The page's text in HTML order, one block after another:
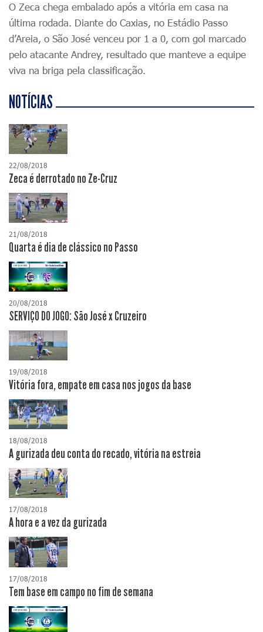
O Zeca chega embalado após a vitória em casa na
última rodada. Diante do Caxias, no Estádio Passo
d’Areia, o São José venceu por 1 a 0, com gol marcado
pelo atacante Andrey, resultado que manteve a equipe
viva na briga pela classificação.
NOTÍCIAS
22/08/2018
Zeca é derrotado no Ze-Cruz
21/08/2018
Quarta é dia de clássico no Passo
20/08/2018
SERVIÇO DO JOGO: São José x Cruzeiro
19/08/2018
Vitória fora, empate em casa nos jogos da base
18/08/2018
A gurizada deu conta do recado, vitória na estreia
17/08/2018
A hora e a vez da gurizada
17/08/2018
Tem base em campo no fim de semana